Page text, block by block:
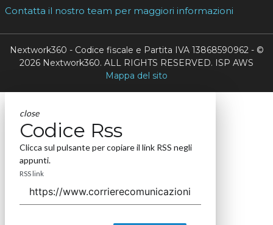
Contatta il nostro team per maggiori informazioni
Nextwork360 - Codice fiscale e Partita IVA 13868590962 - ©
2026 Nextwork360. ALL RIGHTS RESERVED. ISP AWS
Mappa del sito
close
Codice Rss
Clicca sul pulsante per copiare il link RSS negli
appunti.
RSS link